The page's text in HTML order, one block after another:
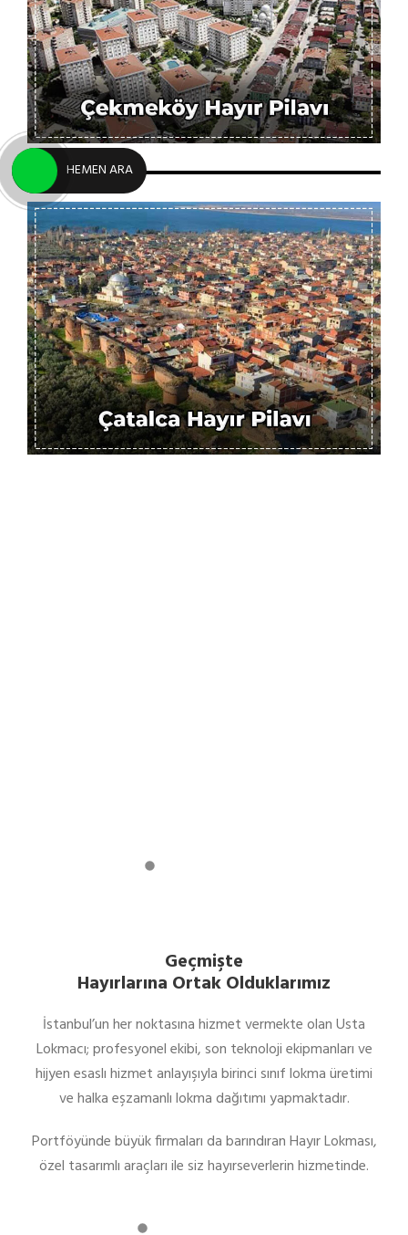
Geçmişte
Hayırlarına Ortak Olduklarımız
İstanbul’un her noktasına hizmet vermekte olan Usta
Lokmacı; profesyonel ekibi, son teknoloji ekipmanları ve
hijyen esaslı hizmet anlayışıyla birinci sınıf lokma üretimi
ve halka eşzamanlı lokma dağıtımı yapmaktadır.
Portföyünde büyük firmaları da barındıran Hayır Lokması,
özel tasarımlı araçları ile siz hayırseverlerin hizmetinde.
HEMEN ARA